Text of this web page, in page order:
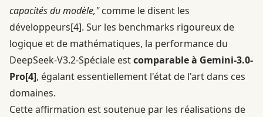
capacités du modèle,"comme le disent les
développeurs[4]. Sur les benchmarks rigoureux de
logique et de mathématiques, la performance du
DeepSeek-V3.2-Spéciale estcomparable à Gemini-3.0-
Pro[4], égalant essentiellement l'état de l'art dans ces
domaines.
Cette affirmation est soutenue par les réalisations de